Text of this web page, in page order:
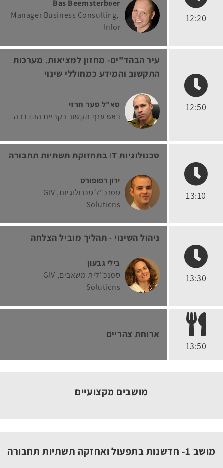
12:20
Bas Beemsterboer
Manager Business Consulting
Infor
12:50
עיר הבהד"ים- מחזון למציאות. מערכות
התקשוב והמידע כמחוללי שינוי
סא"ל סער חרזי
ראש ענף תקשוב בקריית ההדרכה
13:10
טכנולוגיות IT בתחזוקת תשתיות תחבורה
ירון רפופורט
סמנכ"ל טכנולוגיות GIV
Solutions
13:30
ניהול השינוי - תהליך מוביל הצלחה
בילי גבעון
סמנכ"לית משאבים GIV
Solutions
13:50
ארוחת צהריים
מושבים מקצועיים
מושב 1- חדשנות בתפעול ואחזקה תשתיות תחבורה